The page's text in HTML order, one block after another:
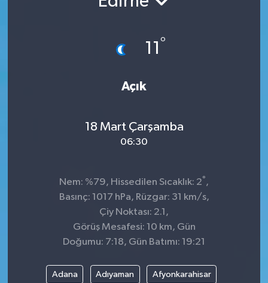
11°
Açık
18 Mart Çarşamba
06:30
Nem: %79, Hissedilen Sıcaklık: 2° ,
Basınç: 1017 hPa, Rüzgar: 31 km/s,
Çiy Noktası: 2.1,
Görüş Mesafesi: 10 km, Gün
Doğumu: 7:18, Gün Batımı: 19:21
Adana Adıyaman Afyonkarahisar